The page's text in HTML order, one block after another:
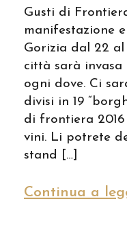
Gusti di
manifestazione
Gorizia dal 22 al
città sarà
ogni dove. Ci
divisi in 19
di frontiera
vini. Li potrete
stand […]
Continua a